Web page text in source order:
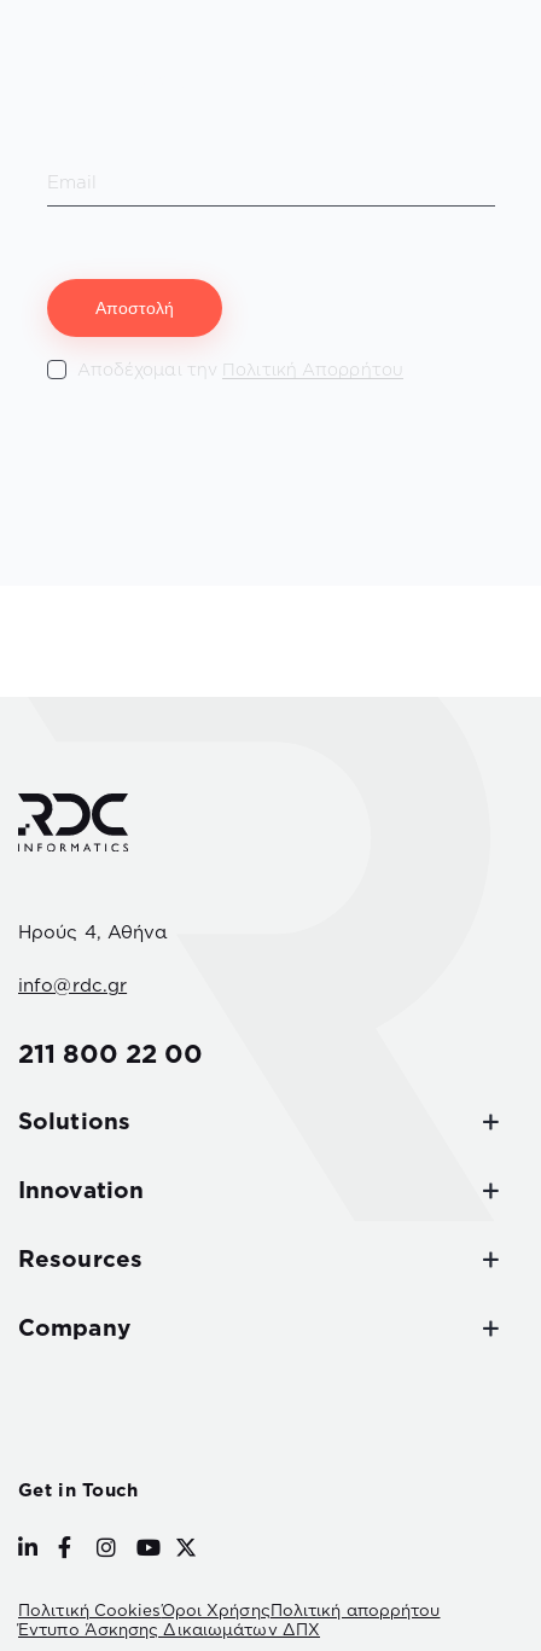
Αποδέχομαι την Πολιτική Απορρήτου
Ηρούς 4, Αθήνα
info@rdc.gr
211 800 22 00
Solutions
Innovation
Resources
Company
Get in Touch
Πολιτική CookiesΌροι ΧρήσηςΠολιτική απορρήτου
Έντυπο Άσκησης Δικαιωμάτων ΔΠΧ